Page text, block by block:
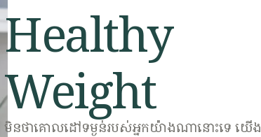
Healthy
Weight
មិនថាគោលដៅទម្ងន់របស់អ្នកយ៉ាងណានោះទេ យើង